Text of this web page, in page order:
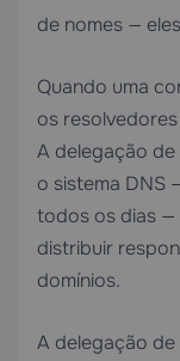
de nomes —
Quando uma
os
A delegação de
o sistema DNS
todos os dias
distribuir
domínios.
A delegação de